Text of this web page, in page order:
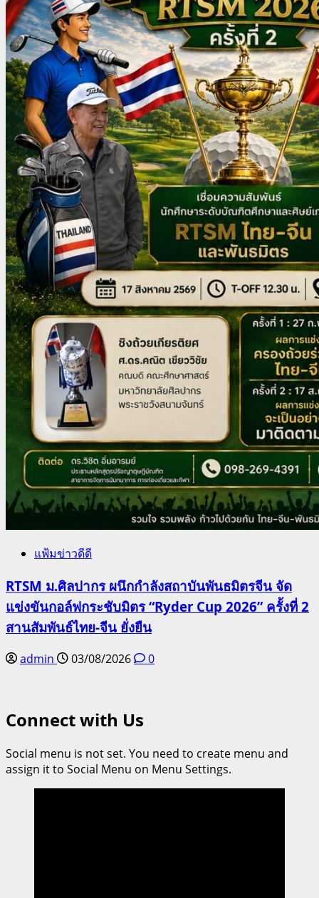
แฟ้มข่าวดีดี
RTSM ม.ศิลปากร ผนึกกำลังสถาบันพันธมิตรจีน จัด
แข่งขันกอล์ฟกระชับมิตร “Ryder Cup 2026” ครั้งที่ 2
สานสัมพันธ์ไทย-จีน ยั่งยืน
admin 03/08/2026 0
Connect with Us
Social menu is not set. You need to create menu and
assign it to Social Menu on Menu Settings.